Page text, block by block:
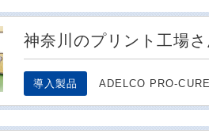
神奈川のプリント工場
導入製品 ADELCO PRO-